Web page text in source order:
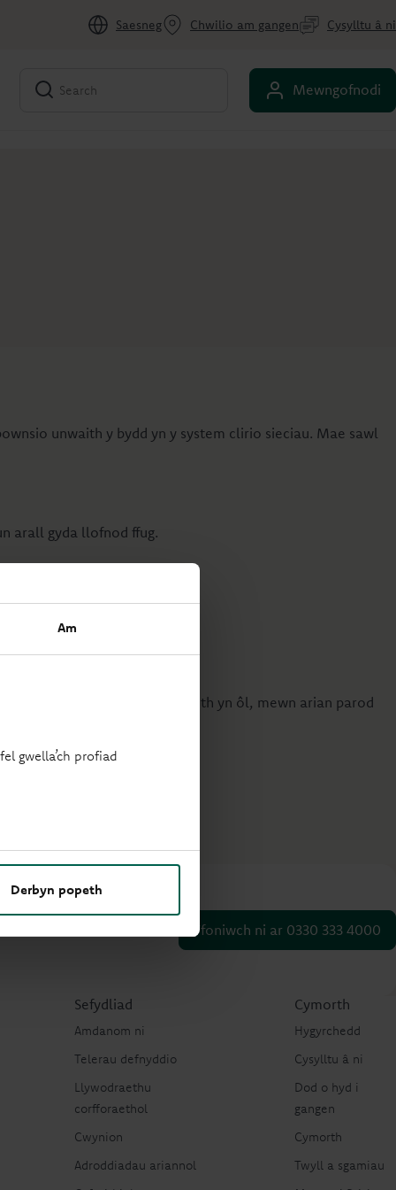
Am
gwella’ch profiad
Derbyn popeth
Saesneg Chwilio am gangen Cysylltu â ni
Mewngofnodi
unwaith y bydd yn y system clirio sieciau. Mae sawl
arall gyda llofnod ffug.
gofyn i chi anfon y gwahaniaeth yn ôl, mewn arian parod
Ffoniwch ni ar 0330 333 4000
Sefydliad
Amdanom ni
Telerau defnyddio
Llywodraethu
corfforaethol
Cwynion
Adroddiadau ariannol
Cymorth
Hygyrchedd
Cysylltu â ni
Dod o hyd i
gangen
Cymorth
Twyll a sgamiau